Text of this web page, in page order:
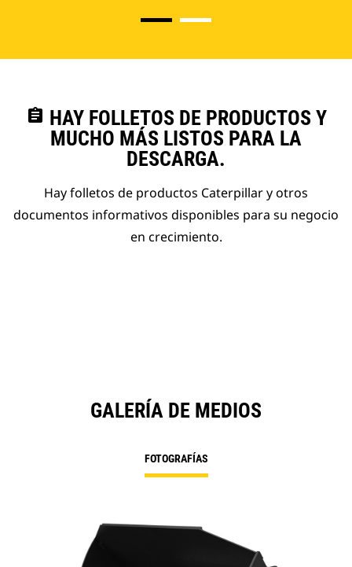
assignment HAY FOLLETOS DE PRODUCTOS Y
MUCHO MÁS LISTOS PARA LA
DESCARGA.
Hay folletos de productos Caterpillar y otros
documentos informativos disponibles para su negocio
en crecimiento.
GALERÍA DE MEDIOS
FOTOGRAFÍAS